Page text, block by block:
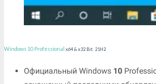
Windows 10 Professional x64 & x32 Bit. 21H2
Официальный Windows 10